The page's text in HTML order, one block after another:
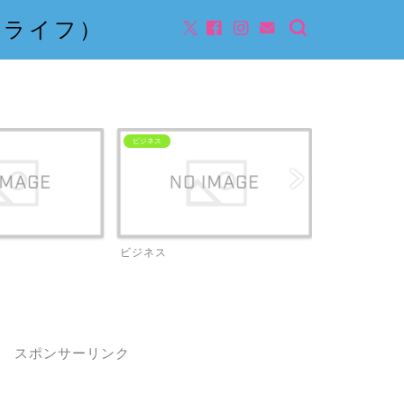
イフ）
ビジネス
ビジネス
スポンサーリンク